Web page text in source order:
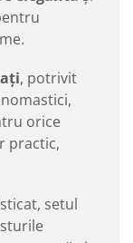
, potrivit
orice
practic,
setul